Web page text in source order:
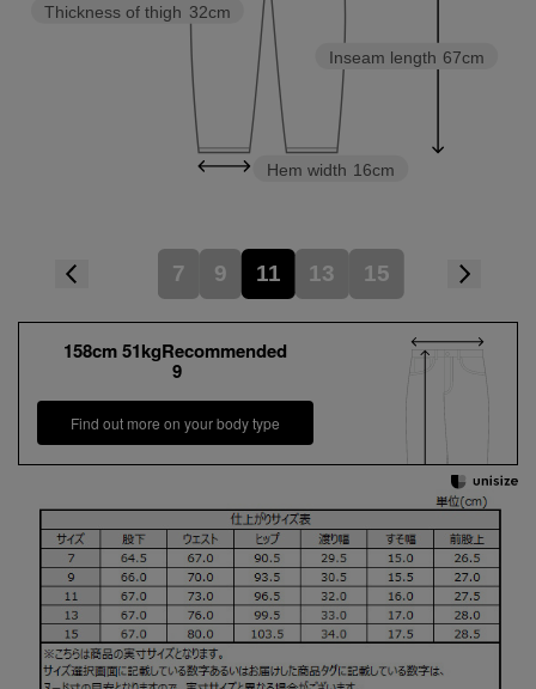
Inseam length 67cm
Hem width 16cm
Thickness of thigh 32cm
7 9 11 13 15
158cm 51kgRecommended
9
Find out more on your body type